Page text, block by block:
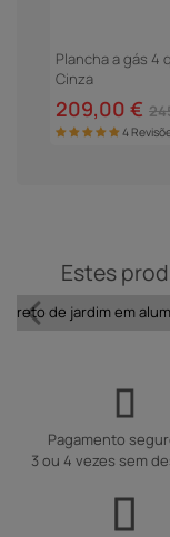
Plancha a gás 4
Cinza
209,00 €
4
Estes
reto de jardim em
Pagamento
3 ou 4 vezes sem